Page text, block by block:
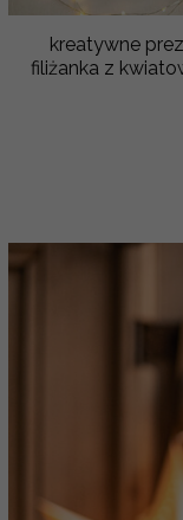
kreatywne
filiżanka z